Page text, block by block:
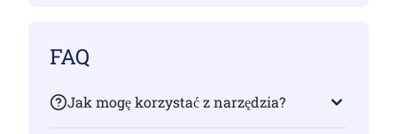
FAQ
Jak mogę korzystać z narzędzia?